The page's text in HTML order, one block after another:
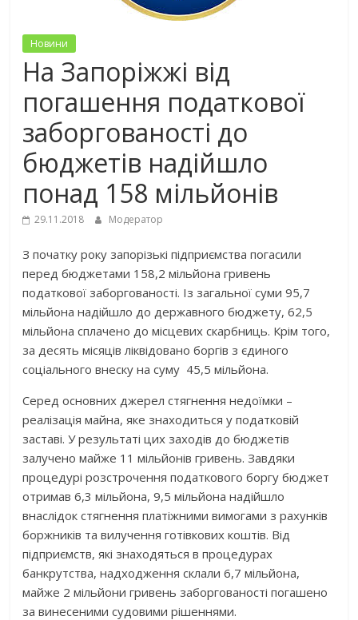
Новини
На Запоріжжі від
погашення податкової
заборгованості до
бюджетів надійшло
понад 158 мільйонів
29.11.2018 Модератор
З початку року запорізькі підприємства погасили
перед бюджетами 158,2 мільйона гривень
податкової заборгованості. Із загальної суми 95,7
мільйона надійшло до державного бюджету, 62,5
мільйона сплачено до місцевих скарбниць. Крім того,
за десять місяців ліквідовано боргів з єдиного
соціального внеску на суму 45,5 мільйона.
Серед основних джерел стягнення недоїмки –
реалізація майна, яке знаходиться у податковій
заставі. У результаті цих заходів до бюджетів
залучено майже 11 мільйонів гривень. Завдяки
процедурі розстрочення податкового боргу бюджет
отримав 6,3 мільйона, 9,5 мільйона надійшло
внаслідок стягнення платіжними вимогами з рахунків
боржників та вилучення готівкових коштів. Від
підприємств, які знаходяться в процедурах
банкрутства, надходження склали 6,7 мільйона,
майже 2 мільйони гривень заборгованості погашено
за винесеними судовими рішеннями.